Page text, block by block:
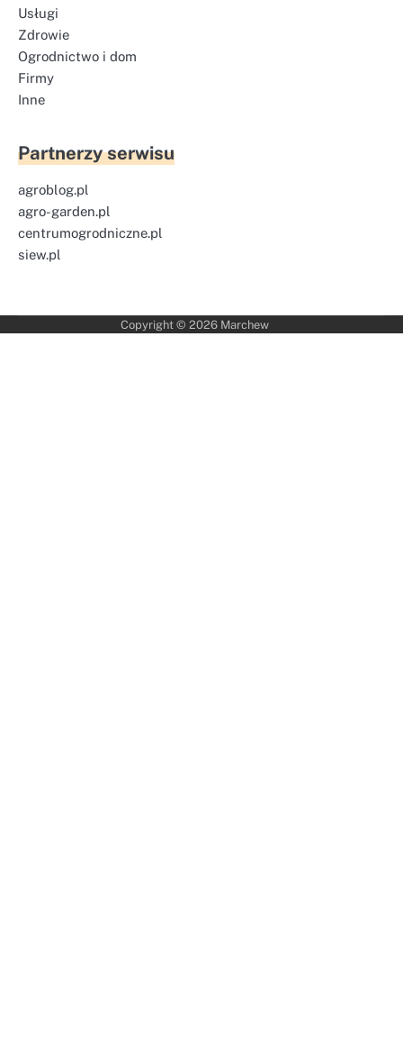
Usługi
Zdrowie
Ogrodnictwo i dom
Firmy
Inne
Partnerzy serwisu
agroblog.pl
agro-garden.pl
centrumogrodniczne.pl
siew.pl
Copyright © 2026 Marchew